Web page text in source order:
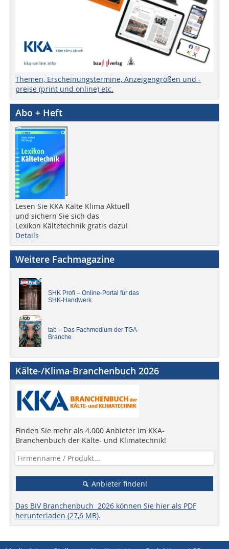
Themen, Erscheinungstermine, Anzeigengrößen und -
preise (print und online) etc.
Abo + Heft
Lesen Sie KKA Kälte Klima Aktuell
und sichern Sie sich das
Lexikon Kältetechnik gratis dazu!
Details
Weitere Fachmagazine
SHK Profi – Online-Portal für das
SHK-Handwerk
tab – Das Fachmedium der TGA-
Branche
Kälte-/Klima-Branchenbuch 2026
Finden Sie mehr als 4.000 Anbieter im KKA-
Branchenbuch der Kälte- und Klimatechnik!
Anbieter finden!
Das BIV Branchenbuch 2026 können Sie hier als PDF
herunterladen (27,6 MB).